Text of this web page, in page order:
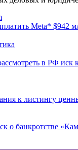
Meta* $942
в РФ иск
к листингу
о банкротстве